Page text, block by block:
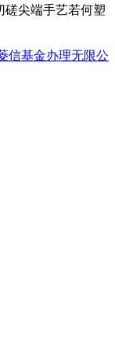
磋尖端手艺若何塑
信基金办理无限公